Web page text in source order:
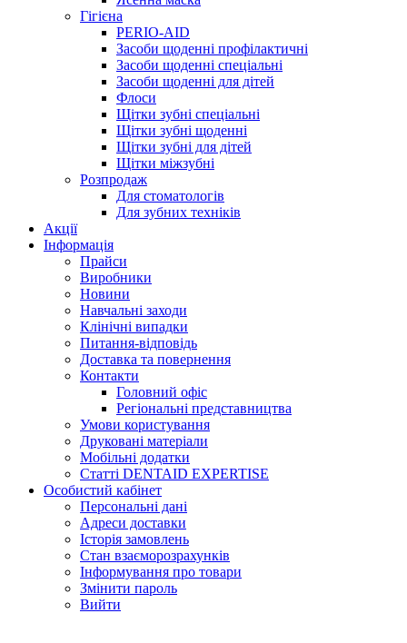
Гігієна
PERIO-AID
Засоби щоденні профілактичні
Засоби щоденні спеціальні
Засоби щоденні для дітей
Флоси
Щітки зубні спеціальні
Щітки зубні щоденні
Щітки зубні для дітей
Щітки міжзубні
Розпродаж
Для стоматологів
Для зубних техніків
Акції
Інформація
Прайси
Виробники
Новини
Навчальні заходи
Клінічні випадки
Питання-відповідь
Доставка та повернення
Контакти
Головний офіс
Регіональні представництва
Умови користування
Друковані матеріали
Мобільні додатки
Статті DENTAID EXPERTISE
Особистий кабінет
Персональні дані
Адреси доставки
Історія замовлень
Стан взаєморозрахунків
Інформування про товари
Змінити пароль
Вийти